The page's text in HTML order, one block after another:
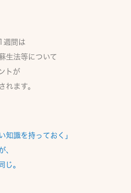
週間は
生法等について
トが
れます。
知識を持っておく」
、
じ。